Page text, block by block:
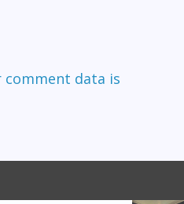
comment data is